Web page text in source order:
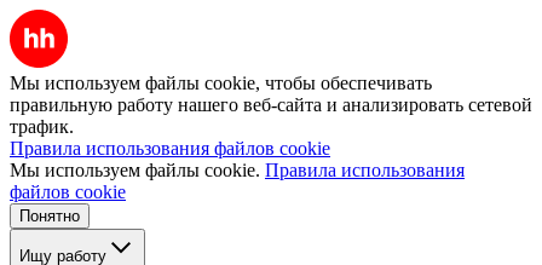
Мы используем файлы cookie, чтобы обеспечивать
правильную работу нашего веб-сайта и анализировать сетевой
трафик.
Правила использования файлов cookie
Мы используем файлы cookie. Правила использования
файлов cookie
Понятно
Ищу работу